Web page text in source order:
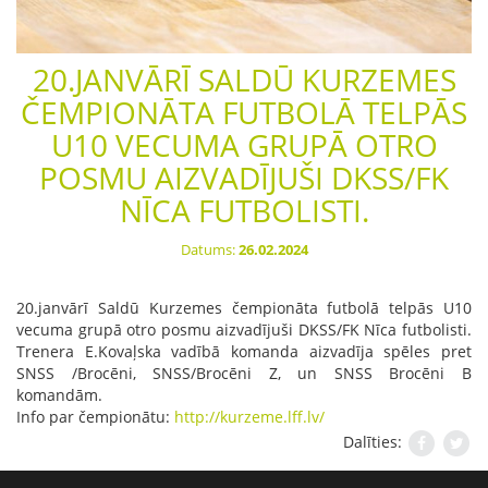
20.JANVĀRĪ SALDŪ KURZEMES
ČEMPIONĀTA FUTBOLĀ TELPĀS
U10 VECUMA GRUPĀ OTRO
POSMU AIZVADĪJUŠI DKSS/FK
NĪCA FUTBOLISTI.
Datums:26.02.2024
20.janvārī Saldū Kurzemes čempionāta futbolā telpās U10
vecuma grupā otro posmu aizvadījuši DKSS/FK Nīca futbolisti.
Trenera E.Kovaļska vadībā komanda aizvadīja spēles pret
SNSS /Brocēni, SNSS/Brocēni Z, un SNSS Brocēni B
komandām.
Info par čempionātu: http://kurzeme.lff.lv/
Dalīties: